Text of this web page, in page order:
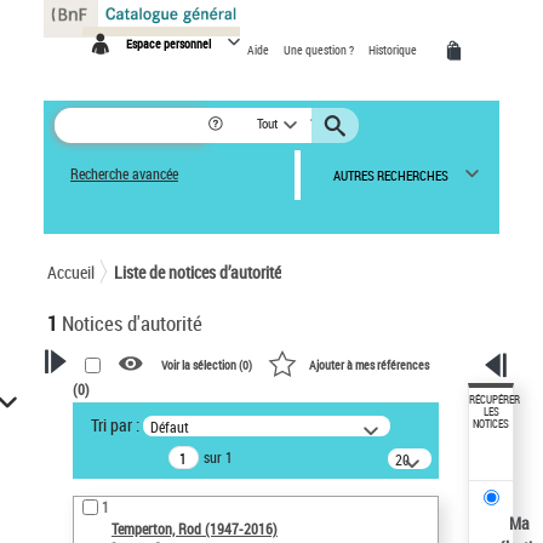
Espace personnel Aide Une question ? Historique
Tout
Recherche avancée AUTRES RECHERCHES
Accueil Liste de notices d’autorité
1 Notices d'autorité
VOTRE RECHERCHE
Recherche avancée dans les
notices d’autorité
Œuvres liées à l'auteur :
Temperton, Rod (1947-2016)
Voir la sélection (0) Ajouter à mes références
(0)
Tri par : Défaut
sur 1
20
résultats/page
1
Temperton, Rod (1947-2016)
RÉCUPÉRER
LES
NOTICES
Ma
Panneau de gestion des cookies